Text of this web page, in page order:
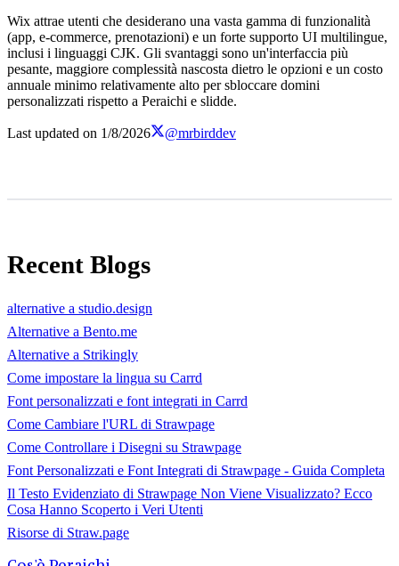
Wix attrae utenti che desiderano una vasta gamma di funzionalità
(app, e‑commerce, prenotazioni) e un forte supporto UI multilingue,
inclusi i linguaggi CJK. Gli svantaggi sono un'interfaccia più
pesante, maggiore complessità nascosta dietro le opzioni e un costo
annuale minimo relativamente alto per sbloccare domini
personalizzati rispetto a Peraichi e slidde.
Last updated on 1/8/2026 @mrbirddev
Recent Blogs
alternative a studio.design
Alternative a Bento.me
Alternative a Strikingly
Come impostare la lingua su Carrd
Font personalizzati e font integrati in Carrd
Come Cambiare l'URL di Strawpage
Come Controllare i Disegni su Strawpage
Font Personalizzati e Font Integrati di Strawpage - Guida Completa
Il Testo Evidenziato di Strawpage Non Viene Visualizzato? Ecco
Cosa Hanno Scoperto i Veri Utenti
Risorse di Straw.page